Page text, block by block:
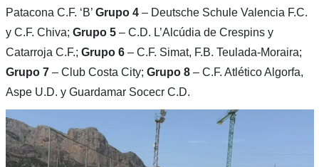
Patacona C.F. ‘B’ Grupo 4– Deutsche Schule Valencia F.C.
y C.F. Chiva; Grupo 5– C.D. L’Alcúdia de Crespins y
Catarroja C.F.; Grupo 6– C.F. Simat, F.B. Teulada-Moraira;
Grupo 7– Club Costa City; Grupo 8– C.F. Atlético Algorfa,
Aspe U.D. y Guardamar Socecr C.D.